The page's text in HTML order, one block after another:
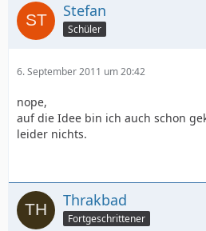
Stefan
Schüler
6. September 2011 um 20:42
nope,
auf die Idee bin ich auch schon
leider nichts.
Thrakbad
Fortgeschrittener